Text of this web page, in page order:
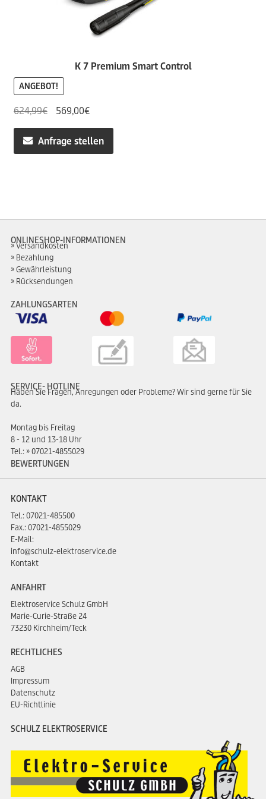
K 7 Premium Smart Control
ANGEBOT!
624,99€
Ursprünglicher
Preis
war:
624,99€
569,00€Aktueller
Preis
ist:
569,00€.
Anfrage stellen
ONLINESHOP-INFORMATIONEN
Versandkosten
Bezahlung
Gewährleistung
Rücksendungen
ZAHLUNGSARTEN
SERVICE- HOTLINE
Haben Sie Fragen, Anregungen oder Probleme? Wir sind gerne für Sie
da.
Montag bis Freitag
8 - 12 und 13-18 Uhr
Tel.: 07021-4855029
BEWERTUNGEN
KONTAKT
Tel.:07021-485500
Fax.: 07021-4855029
E-Mail:
info@schulz-elektroservice.de
Kontakt
ANFAHRT
Elektroservice Schulz GmbH
Marie-Curie-Straße 24
73230 Kirchheim/Teck
RECHTLICHES
AGB
Impressum
Datenschutz
EU-Richtlinie
SCHULZ ELEKTROSERVICE